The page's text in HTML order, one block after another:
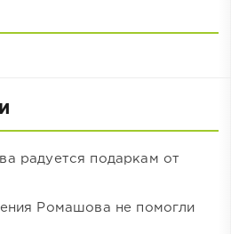
радуется подаркам от
Ромашова не помогли